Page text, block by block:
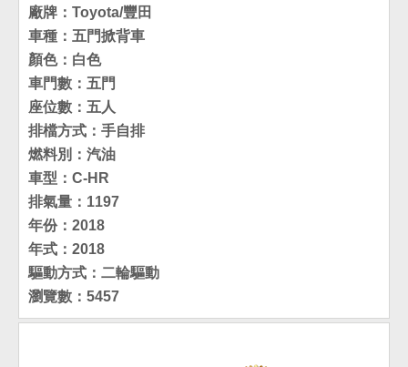
廠牌：Toyota/豐田
車種：五門掀背車
顏色：白色
車門數：五門
座位數：五人
排檔方式：手自排
燃料別：汽油
車型：C-HR
排氣量：1197
年份：2018
年式：2018
驅動方式：二輪驅動
瀏覽數：5457